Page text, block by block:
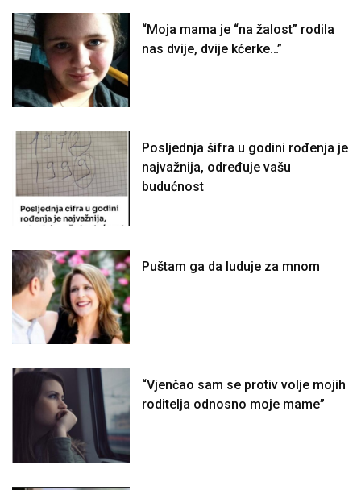
“Moja mama je “na žalost” rodila
nas dvije, dvije kćerke…”
Posljednja šifra u godini rođenja je
najvažnija, određuje vašu
budućnost
Puštam ga da luduje za mnom
“Vjenčao sam se protiv volje mojih
roditelja odnosno moje mame”